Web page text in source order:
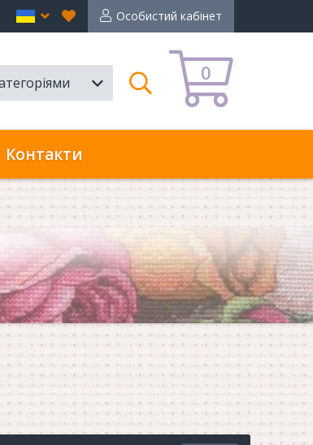
Особистий кабінет
Вибране
en
0
Пошук
Контакти